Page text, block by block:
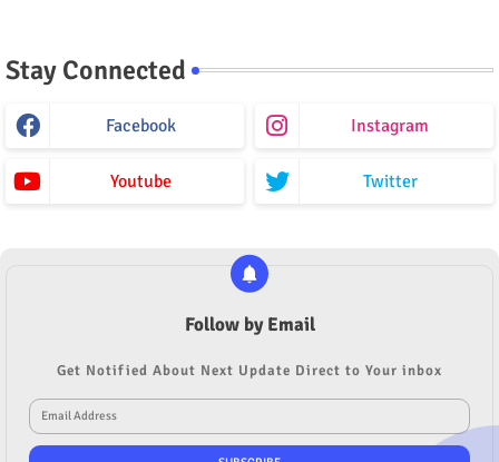
Stay Connected
Facebook Instagram
Youtube Twitter
Follow by Email
Get Notified About Next Update Direct to Your inbox